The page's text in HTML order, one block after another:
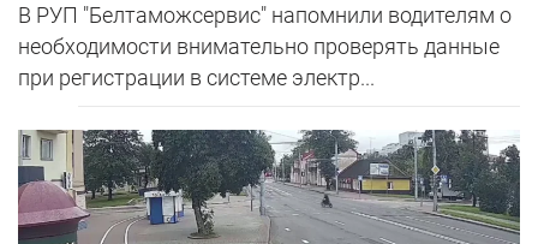
В РУП "Белтаможсервис" напомнили водителям о
необходимости внимательно проверять данные
при регистрации в системе электр...